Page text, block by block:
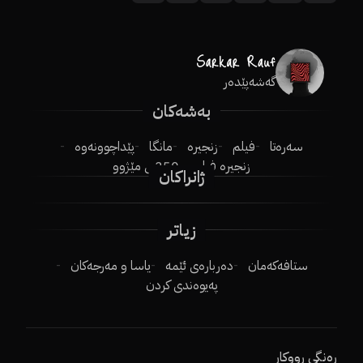
گەشەپێدەر
بەشەکان
سەرەتا فیلم زنجیرە مانگا
پێداچوونەوە
زنجیرە فیلم
250ـی مێژوو
ژانراکان
زیاتر
ستافەکەمان دەربارەی ئێمە
یاسا و مەرجەکان
پەیوەندی کردن
ڕەنگی ڕووکار